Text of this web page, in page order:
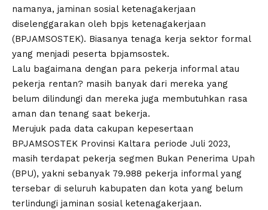
namanya, jaminan sosial ketenagakerjaan
diselenggarakan oleh bpjs ketenagakerjaan
(BPJAMSOSTEK). Biasanya tenaga kerja sektor formal
yang menjadi peserta bpjamsostek.
Lalu bagaimana dengan para pekerja informal atau
pekerja rentan? masih banyak dari mereka yang
belum dilindungi dan mereka juga membutuhkan rasa
aman dan tenang saat bekerja.
Merujuk pada data cakupan kepesertaan
BPJAMSOSTEK Provinsi Kaltara periode Juli 2023,
masih terdapat pekerja segmen Bukan Penerima Upah
(BPU), yakni sebanyak 79.988 pekerja informal yang
tersebar di seluruh kabupaten dan kota yang belum
terlindungi jaminan sosial ketenagakerjaan.